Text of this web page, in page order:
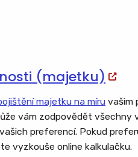
Ploty,
Bazény,
Solární a
Přípojky
elektřina,
Pevně
(majetku)
majetku na míru vašim
vám zodpovědět všechny
preferencí. Pokud
vyzkouše online kalkulačku.